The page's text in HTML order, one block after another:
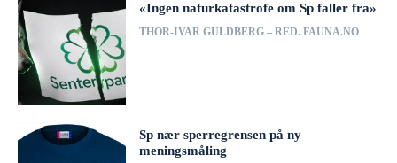
«Ingen naturkatastrofe om Sp faller fra»
THOR-IVAR GULDBERG – RED. FAUNA.NO
Sp nær sperregrensen på ny
meningsmåling